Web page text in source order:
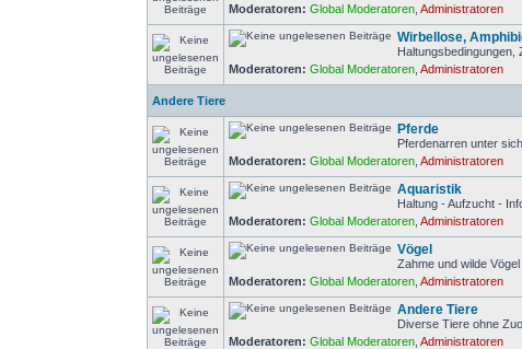
Moderatoren: Global Moderatoren ,Administratoren
Wirbellose,
Haltungsbedingungen,
Moderatoren: Global Moderatoren ,Administratoren
Andere Tiere
Pferde
Pferdenarren unter sich
Moderatoren: Global Moderatoren ,Administratoren
Aquaristik
Haltung - Aufzucht -
Moderatoren: Global Moderatoren ,Administratoren
Vögel
Zahme und wilde Vögel
Moderatoren: Global Moderatoren ,Administratoren
Andere Tiere
Diverse Tiere ohne
Moderatoren: Global Moderatoren ,Administratoren